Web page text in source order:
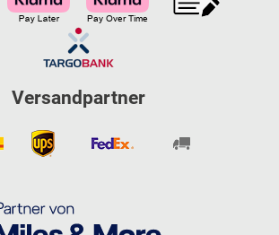
Versandpartner